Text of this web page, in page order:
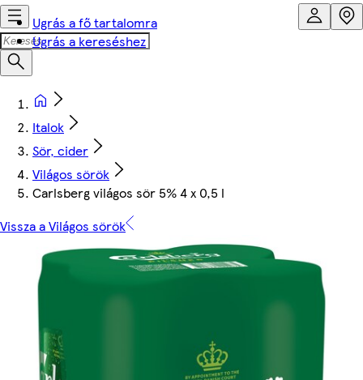
Ugrás a fő tartalomra
Ugrás a kereséshez
Italok
Sör, cider
Világos sörök
Carlsberg világos sör 5% 4 x 0,5 l
Vissza a Világos sörök